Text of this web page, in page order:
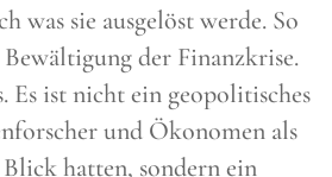
was sie ausgelöst werde. So
der Finanzkrise.
Es ist nicht ein geopolitisches
und Ökonomen als
hatten, sondern ein